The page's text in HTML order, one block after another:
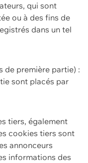
qui sont
ou à des fins de
dans un tel
de première partie) :
sont placés par
tiers, également
cookies tiers sont
annonceurs
informations des